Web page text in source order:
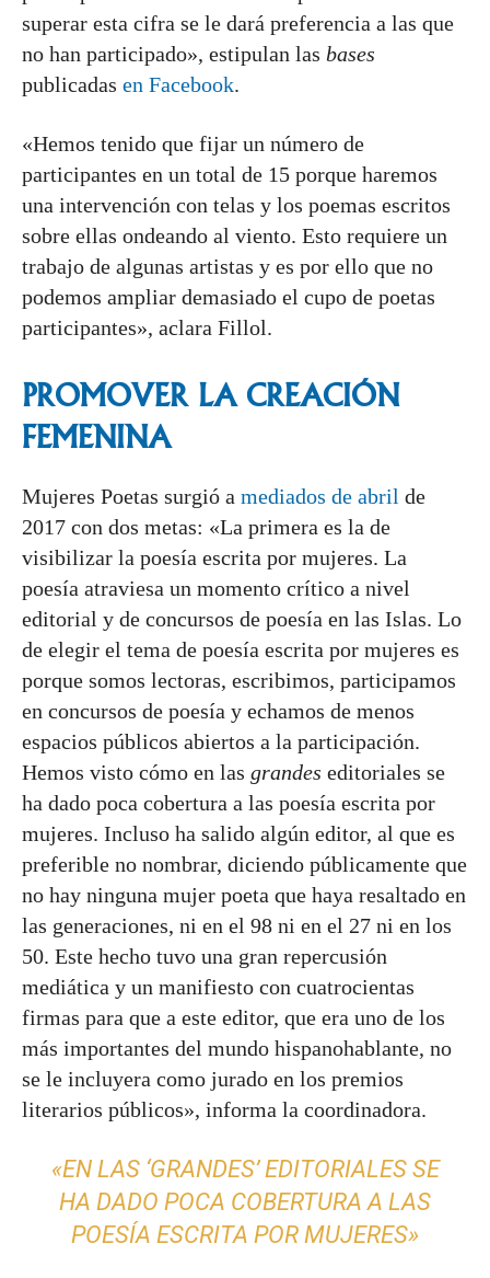
superar esta cifra se le dará preferencia a las que
no han participado», estipulan las bases
publicadas en Facebook.
«Hemos tenido que fijar un número de
participantes en un total de 15 porque haremos
una intervención con telas y los poemas escritos
sobre ellas ondeando al viento. Esto requiere un
trabajo de algunas artistas y es por ello que no
podemos ampliar demasiado el cupo de poetas
participantes», aclara Fillol.
PROMOVER LA CREACIÓN
FEMENINA
Mujeres Poetas surgió a mediados de abril de
2017 con dos metas: «La primera es la de
visibilizar la poesía escrita por mujeres. La
poesía atraviesa un momento crítico a nivel
editorial y de concursos de poesía en las Islas. Lo
de elegir el tema de poesía escrita por mujeres es
porque somos lectoras, escribimos, participamos
en concursos de poesía y echamos de menos
espacios públicos abiertos a la participación.
Hemos visto cómo en las grandes editoriales se
ha dado poca cobertura a las poesía escrita por
mujeres. Incluso ha salido algún editor, al que es
preferible no nombrar, diciendo públicamente que
no hay ninguna mujer poeta que haya resaltado en
las generaciones, ni en el 98 ni en el 27 ni en los
50. Este hecho tuvo una gran repercusión
mediática y un manifiesto con cuatrocientas
firmas para que a este editor, que era uno de los
más importantes del mundo hispanohablante, no
se le incluyera como jurado en los premios
literarios públicos», informa la coordinadora.
«EN LAS ‘GRANDES’EDITORIALES SE
HA DADO POCA COBERTURA A LAS
POESÍA ESCRITA POR MUJERES»